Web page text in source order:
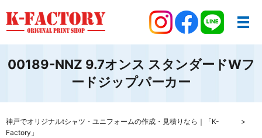
00189-NNZ 9.7オンス スタンダードWフ
ードジップパーカー
神戸でオリジナルtシャツ・ユニフォームの作成・見積りなら｜「K-
Factory」